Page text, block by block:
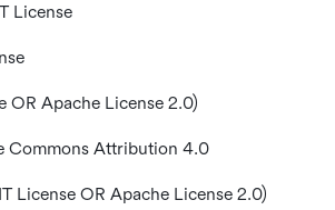
License
OR Apache License 2.0)
Commons Attribution 4.0
License OR Apache License 2.0)